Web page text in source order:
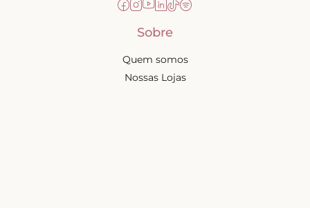
Sobre
Quem somos
Nossas Lojas